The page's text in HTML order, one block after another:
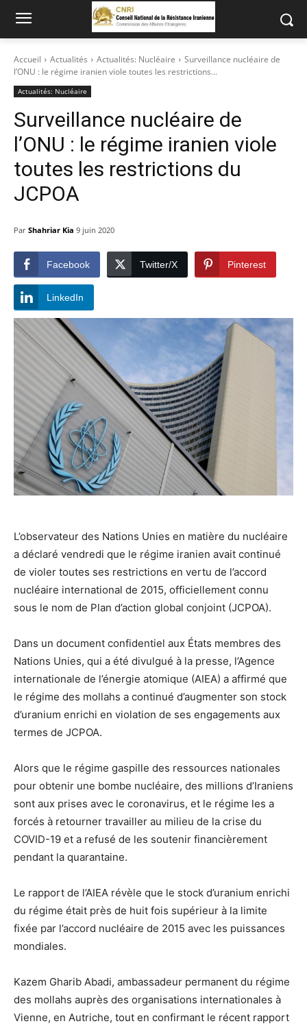
Accueil Actualités Actualités: Nucléaire
Surveillance nucléaire de
l’ONU : le régime iranien viole toutes les restrictions...
Actualités: Nucléaire
Surveillance nucléaire de
l’ONU : le régime iranien viole
toutes les restrictions du
JCPOA
Par Shahriar Kia 9 juin 2020
Facebook Twitter/X Pinterest
LinkedIn
L’observateur des Nations Unies en matière du nucléaire
a déclaré vendredi que le régime iranien avait continué
de violer toutes ses restrictions en vertu de l’accord
nucléaire international de 2015, officiellement connu
sous le nom de Plan d’action global conjoint (JCPOA).
Dans un document confidentiel aux États membres des
Nations Unies, qui a été divulgué à la presse, l’Agence
internationale de l’énergie atomique (AIEA) a affirmé que
le régime des mollahs a continué d’augmenter son stock
d’uranium enrichi en violation de ses engagements aux
termes de JCPOA.
Alors que le régime gaspille des ressources nationales
pour obtenir une bombe nucléaire, des millions d’Iraniens
sont aux prises avec le coronavirus, et le régime les a
forcés à retourner travailler au milieu de la crise du
COVID-19 et a refusé de les soutenir financièrement
pendant la quarantaine.
Le rapport de l’AIEA révèle que le stock d’uranium enrichi
du régime était près de huit fois supérieur à la limite
fixée par l’accord nucléaire de 2015 avec les puissances
mondiales.
Kazem Gharib Abadi, ambassadeur permanent du régime
des mollahs auprès des organisations internationales à
Vienne, en Autriche, tout en confirmant le récent rapport